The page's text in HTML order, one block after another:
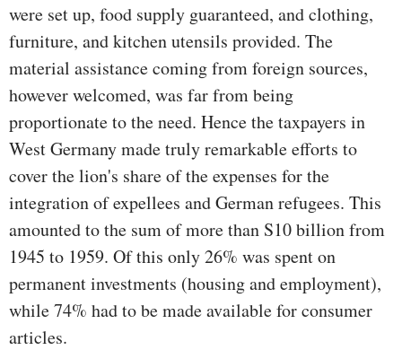
were set up, food supply guaranteed, and clothing,
furniture, and kitchen utensils provided. The
material assistance coming from foreign sources,
however welcomed, was far from being
proportionate to the need. Hence the taxpayers in
West Germany made truly remarkable efforts to
cover the lion's share of the expenses for the
integration of expellees and German refugees. This
amounted to the sum of more than S10 billion from
1945 to 1959. Of this only 26% was spent on
permanent investments (housing and employment),
while 74% had to be made available for consumer
articles.